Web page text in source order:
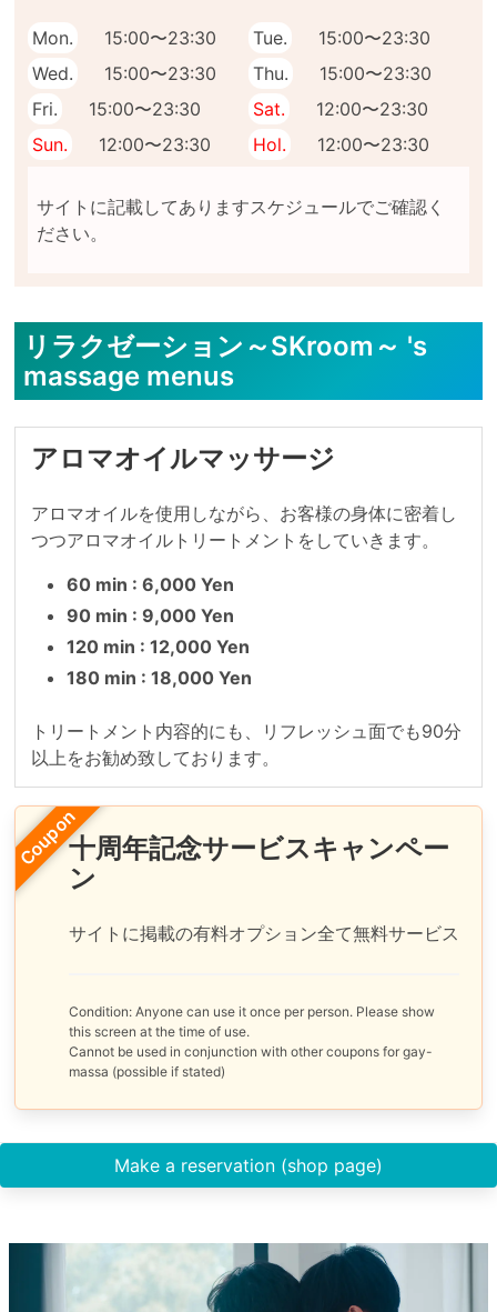
Mon. 15:00〜23:30 Tue.
15:00〜23:30
Wed.
15:00〜23:30 Thu.
15:00〜23:30
Fri.
15:00〜23:30 Sat.
12:00〜23:30
Sun.
12:00〜23:30 Hol. 12:00〜23:30
サイトに記載してありますスケジュールでご確認く
リラクゼーション～SKroom～ 's
massage menus
アロマオイルマッサージ
アロマオイルを使用しながら、お客様の身体に密着し
つつアロマオイルトリートメントをしていきます。
60 min : 6,000 Yen
90 min : 9,000 Yen
120 min : 12,000 Yen
180 min : 18,000 Yen
トリートメント内容的にも、リフレッシュ面でも90分
以上をお勧め致しております。
十周年記念サービスキャンペー
ン
サイトに掲載の有料オプション全て無料サービス
Condition: Anyone can use it once per person. Please show
this screen at the time of use.
Cannot be used in conjunction with other coupons for gay-
massa (possible if stated)
Coupon
Make a reservation (shop page)